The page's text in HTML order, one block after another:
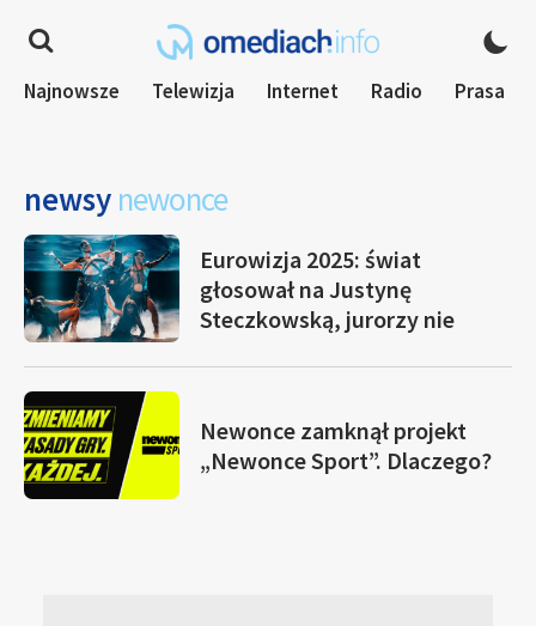
Najnowsze Telewizja Internet Radio Prasa
newsy newonce
Eurowizja 2025: świat
głosował na Justynę
Steczkowską, jurorzy nie
Newonce zamknął projekt
„Newonce Sport”. Dlaczego?